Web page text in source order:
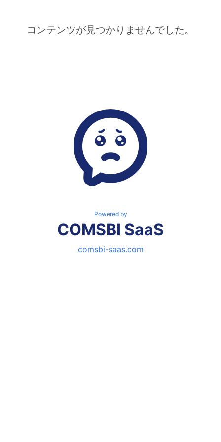
コンテンツが見つかりませんでした。
Powered by
COMSBI SaaS
comsbi-saas.com